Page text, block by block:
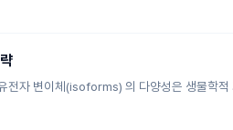
자 변이체(isoforms) 의 다양성은 생물학